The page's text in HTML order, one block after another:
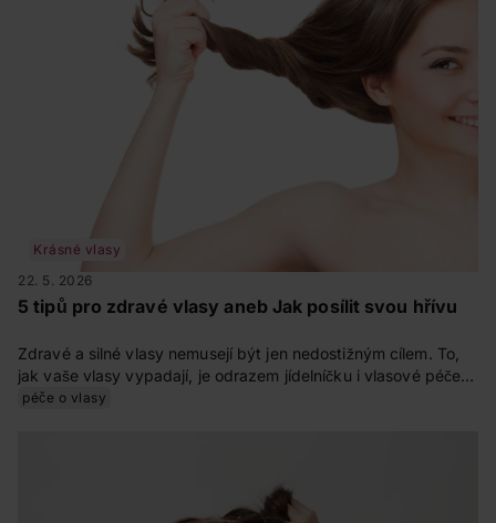
Krásné vlasy
22. 5. 2026
5 tipů pro zdravé vlasy aneb Jak posílit svou hřívu
Zdravé a silné vlasy nemusejí být jen nedostižným cílem. To,
jak vaše vlasy vypadají, je odrazem jídelníčku i vlasové péče.
Dodejte jim proto ozdravnou injekci látek, jež je zaručeně
péče o vlasy